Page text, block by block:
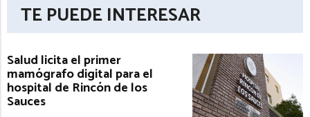
TE PUEDE INTERESAR
Salud licita el primer
mamógrafo digital para el
hospital de Rincón de los
Sauces